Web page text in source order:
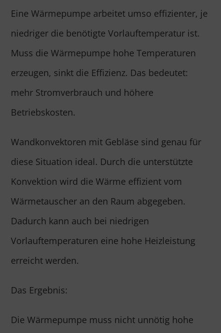
Eine Wärmepumpe arbeitet umso effizienter, je
niedriger die benötigte Vorlauftemperatur ist.
Muss die Wärmepumpe hohe Temperaturen
erzeugen, sinkt die Effizienz. Das bedeutet:
mehr Stromverbrauch und höhere
Betriebskosten.
Wandkonvektoren mit Gebläse sind genau für
diese Situation ideal. Durch die unterstützte
Konvektion wird die Wärme effizient vom
Wärmetauscher an den Raum abgegeben.
Dadurch kann auch bei niedrigen
Vorlauftemperaturen eine hohe Heizleistung
erreicht werden.
Das Ergebnis:
Die Wärmepumpe muss nicht unnötig hohe